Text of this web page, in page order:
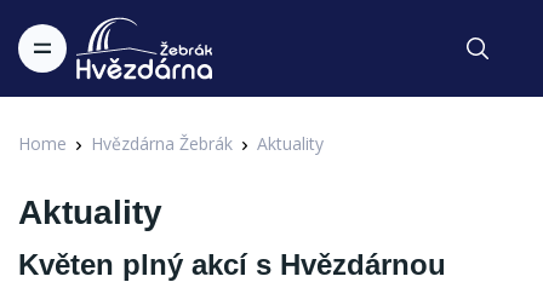
Home Hvězdárna Žebrák Aktuality
Aktuality
Květen plný akcí s Hvězdárnou